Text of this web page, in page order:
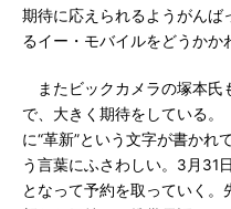
期待に応えられるようがんば
るイー・モバイルをどうかか
またビックカメラの塚本氏
で、大きく期待をしている
に“革新”という文字が書かれ
う言葉にふさわしい。3月31
となって予約を取っていく。